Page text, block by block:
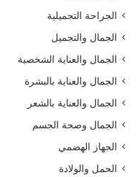
الجراحة التجميلية
الجمال والتجميل
الجمال والعناية الشخصية
الجمال والعناية بالبشرة
الجمال والعناية بالشعر
الجمال وصحة الجسم
الجهاز الهضمي
الحمل والولادة